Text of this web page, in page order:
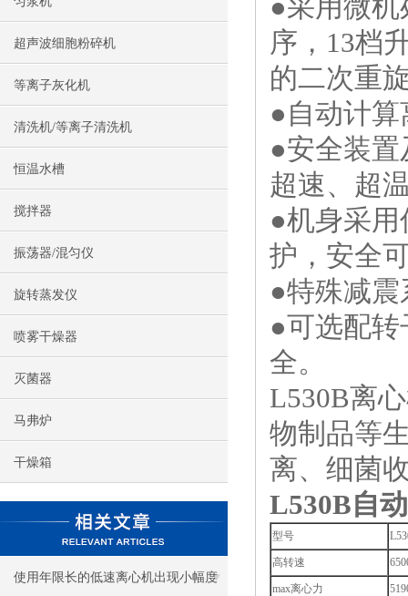
超声波细胞粉碎机
等离子灰化机
清洗机/等离子清洗机
恒温水槽
搅拌器
振荡器/混匀仪
旋转蒸发仪
喷雾干燥器
灭菌器
马弗炉
干燥箱
使用年限长的低速离心机出现小幅度
●采用微
序，13档
的二次重
●自动计算
●安全装
超速、超
●机身采
护，安全
●特殊减
●可选配
全。
L530B离
物制品等
离、细菌
L530B自
型号
高转速
max离心力